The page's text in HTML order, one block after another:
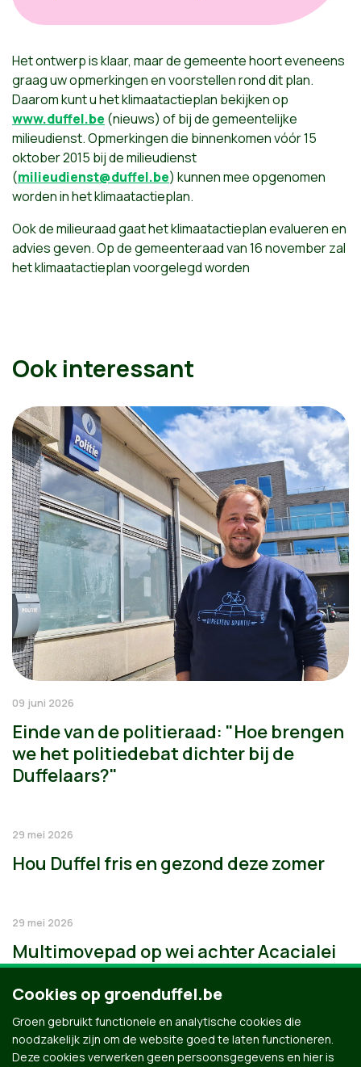
Het ontwerp is klaar, maar de gemeente hoort eveneens
graag uw opmerkingen en voorstellen rond dit plan.
Daarom kunt u het klimaatactieplan bekijken op
www.duffel.be (nieuws) of bij de gemeentelijke
milieudienst. Opmerkingen die binnenkomen vóór 15
oktober 2015 bij de milieudienst
(milieudienst@duffel.be) kunnen mee opgenomen
worden in het klimaatactieplan.
Ook de milieuraad gaat het klimaatactieplan evalueren en
advies geven. Op de gemeenteraad van 16 november zal
het klimaatactieplan voorgelegd worden
Ook interessant
09 juni 2026
Einde van de politieraad: "Hoe brengen
we het politiedebat dichter bij de
Duffelaars?"
29 mei 2026
Hou Duffel fris en gezond deze zomer
29 mei 2026
Multimovepad op wei achter Acacialei
Cookies op groenduffel.be
Groen gebruikt functionele en analytische cookies die
noodzakelijk zijn om de website goed te laten functioneren.
Deze cookies verwerken geen persoonsgegevens en hier is